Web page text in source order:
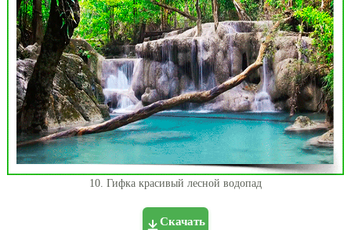
10. Гифка красивый лесной водопад
Скачать